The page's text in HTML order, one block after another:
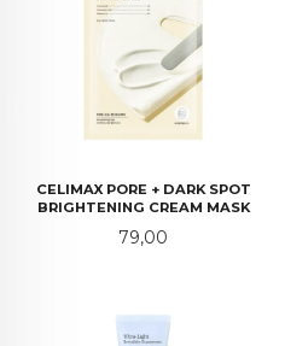
CELIMAX PORE + DARK SPOT
BRIGHTENING CREAM MASK
Pris
79,00